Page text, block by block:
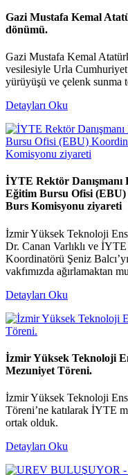
Gazi Mustafa Kemal
dönümü.
Gazi Mustafa Kemal
vesilesiyle Urla
yürüyüşü ve çelenk sunma
Detayları Oku
İYTE Rektör
Eğitim Bursu Ofisi (EBU)
Burs Komisyonu ziyareti
İzmir Yüksek Teknoloji
Dr. Canan Varlıklı ve
Koordinatörü Şeniz
vakfımızda ağırlamaktan
Detayları Oku
İzmir Yüksek Teknoloji
Mezuniyet Töreni.
İzmir Yüksek Teknoloji
Töreni’ne katılarak İYTE
ortak olduk.
Detayları Oku